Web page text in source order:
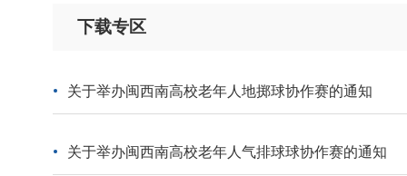
下载专区
关于举办闽西南高校老年人地掷球协作赛的通知
关于举办闽西南高校老年人气排球球协作赛的通知